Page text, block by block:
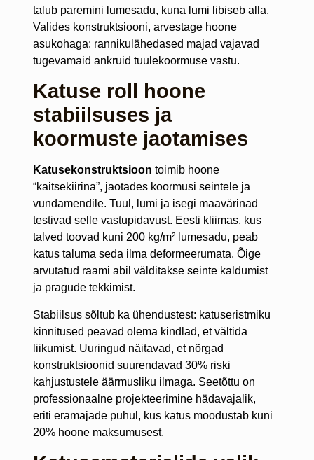
talub paremini lumesadu, kuna lumi libiseb alla.
Valides konstruktsiooni, arvestage hoone
asukohaga: rannikulähedased majad vajavad
tugevamaid ankruid tuulekoormuse vastu.
Katuse roll hoone
stabiilsuses ja
koormuste jaotamises
Katusekonstruktsioon toimib hoone
“kaitsekiirina”, jaotades koormusi seintele ja
vundamendile. Tuul, lumi ja isegi maavärinad
testivad selle vastupidavust. Eesti kliimas, kus
talved toovad kuni 200 kg/m² lumesadu, peab
katus taluma seda ilma deformeerumata. Õige
arvutatud raami abil välditakse seinte kaldumist
ja pragude tekkimist.
Stabiilsus sõltub ka ühendustest: katuseristmiku
kinnitused peavad olema kindlad, et vältida
liikumist. Uuringud näitavad, et nõrgad
konstruktsioonid suurendavad 30% riski
kahjustustele äärmusliku ilmaga. Seetõttu on
professionaalne projekteerimine hädavajalik,
eriti eramajade puhul, kus katus moodustab kuni
20% hoone maksumusest.